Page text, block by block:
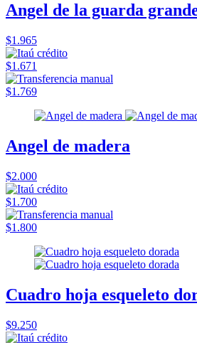
Angel de la guarda
$1.965
$1.671
$1.769
Angel de madera
$2.000
$1.700
$1.800
Cuadro hoja esqueleto
$9.250